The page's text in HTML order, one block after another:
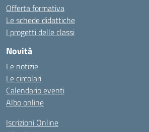
Offerta formativa
Le schede didattiche
I progetti delle classi
Novità
Le notizie
Le circolari
Calendario eventi
Albo online
Iscrizioni Online